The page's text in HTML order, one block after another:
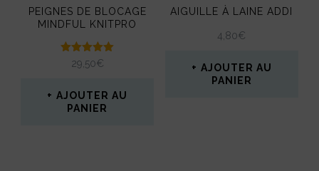
PEIGNES DE BLOCAGE
MINDFUL KNITPRO
Note
5.00
29,50€
AJOUTER AU
PANIER
AIGUILLE À LAINE ADDI
4,80€
AJOUTER AU
PANIER